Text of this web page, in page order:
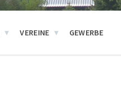
VEREINE GEWERBE